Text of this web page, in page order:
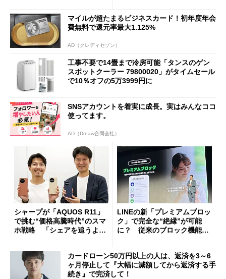
マイルが超たまるビジネスカード！初年度年会
費無料で還元率最大1.125%
AD（クレディセゾン）
工事不要で14畳まで冷房可能「タンスのゲン
スポットクーラー 79800020」がタイムセール
で10％オフの5万3999円に
SNSアカウントを着実に成長。実はみんなココ
使ってます。
AD（Dreaw合同会社）
シャープが「AQUOS R11」
で挑む“価格高騰時代”のスマ
ホ戦略 「シェアを追うより
LINEの新「プレミアムブロッ
ク」で完全な“絶縁”が可能
に？ 従来のブロック機能と
カードローン50万円以上の人は、返済を3～6
ヶ月停止して『大幅に減額してから返済する手
続き』で完済して！